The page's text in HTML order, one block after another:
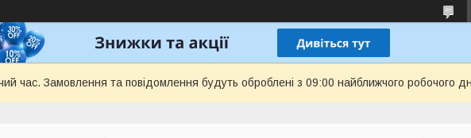
час. Замовлення та повідомлення будуть оброблені з 09:00 найближчого робочого